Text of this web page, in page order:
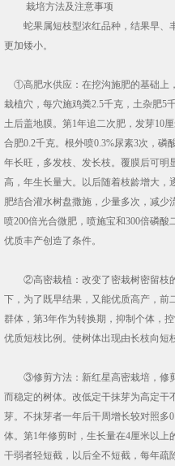
栽培方法及注意事项
蛇果属短枝型浓红品种，结果早、
更加矮小。
①高肥水供应：在挖沟施肥的基础上
栽植穴，每穴施鸡粪2.5千克，土杂肥5
土后盖地膜。第1年追二次肥，发芽10
合肥0.2千克。根外喷0.3%尿素3次，磷
年长旺，多发枝、发长枝。覆膜后可明
高，年生长量大。以后随着枝龄增大，
肥结合灌水树盘撒施，少量多次，减少
喷200倍光合微肥，喷施宝和300倍磷酸
优质丰产创造了条件。
②高密栽植：改变了密栽树密留枝的
下，为了既早结果，又能优质高产，前
群体，第3年作为转换期，抑制个体，
优质短枝比例。使树体出现由长枝向短
③修剪方法：新红星高密栽培，修剪
而稳定的树体。改低定干抹芽为高定干
芽。不抹芽者一年后干周增长较对照多
体。第1年修剪时，生长量在4厘米以
干弱者轻短截，以后全不短截，每年疏